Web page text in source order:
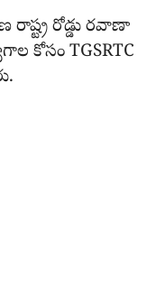
రాష్ట్ర రోడ్డు రవాణా
కోసం TGSRTC